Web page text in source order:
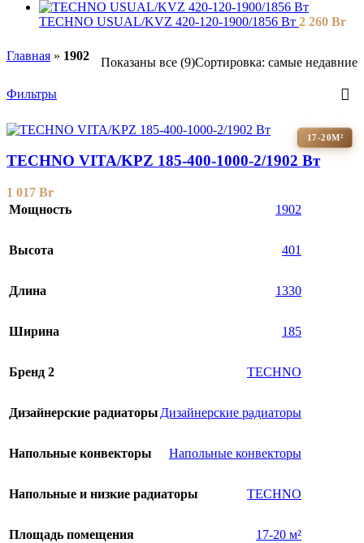
TECHNO USUAL/KVZ 420-120-1900/1856 Вт 2 260 Br
Главная » 1902 Показаны все (9)Сортировка: самые недавние
Фильтры
17-20М²
TECHNO VITA/KPZ 185-400-1000-2/1902 Вт
1 017 Br
Мощность
1902
Высота 401
Длина 1330
Ширина 185
Бренд 2 TECHNO
Дизайнерские радиаторы Дизайнерские радиаторы
Напольные конвекторы Напольные конвекторы
Напольные и низкие радиаторы TECHNO
Площадь помещения
17-20 м²